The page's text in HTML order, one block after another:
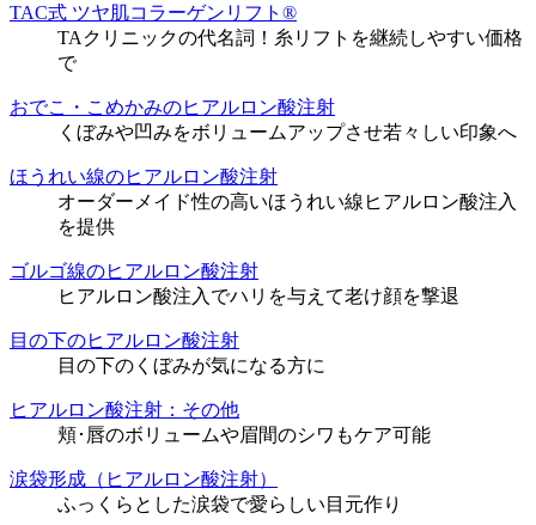
TAC式 ツヤ肌コラーゲンリフト®
TAクリニックの代名詞！糸リフトを継続しやすい価格
で
おでこ・こめかみのヒアルロン酸注射
くぼみや凹みをボリュームアップさせ若々しい印象へ
ほうれい線のヒアルロン酸注射
オーダーメイド性の高いほうれい線ヒアルロン酸注入
を提供
ゴルゴ線のヒアルロン酸注射
ヒアルロン酸注入でハリを与えて老け顔を撃退
目の下のヒアルロン酸注射
目の下のくぼみが気になる方に
ヒアルロン酸注射：その他
頬･唇のボリュームや眉間のシワもケア可能
涙袋形成（ヒアルロン酸注射）
ふっくらとした涙袋で愛らしい目元作り